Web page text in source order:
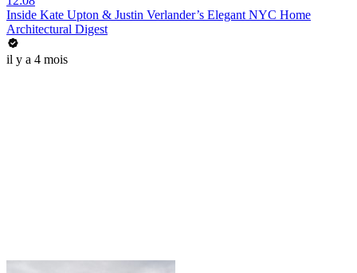
Inside Kate Upton & Justin Verlander’s Elegant NYC Home
Architectural Digest
il y a 4 mois